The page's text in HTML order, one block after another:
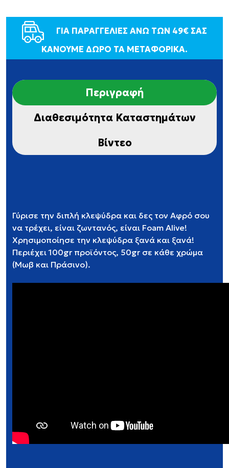
ΓΙΑ ΠΑΡΑΓΓΕΛΙΕΣ ΑΝΩ ΤΩΝ 49€ ΣΑΣ
ΚΑΝΟΥΜΕ ΔΩΡΟ ΤΑ ΜΕΤΑΦΟΡΙΚΑ.
Περιγραφή
Διαθεσιμότητα Καταστημάτων
Βίντεο
Γύρισε την διπλή κλεψύδρα και δες τον Αφρό σου
να τρέχει, είναι ζωντανός, είναι Foam Alive!
Χρησιμοποίησε την κλεψύδρα ξανά και ξανά!
Περιέχει 100gr προϊόντος, 50gr σε κάθε χρώμα
(Μωβ και Πράσινο).